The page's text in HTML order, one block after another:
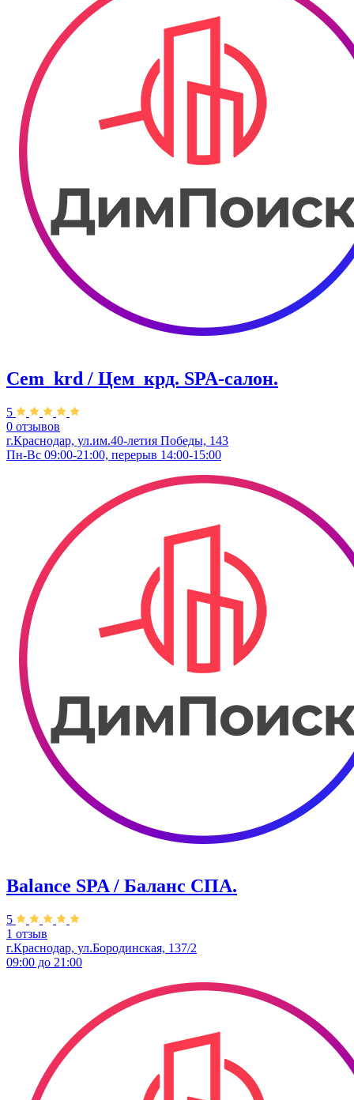
Cem_krd / Цем_крд. SPA-салон.
5
0 отзывов
г.Краснодар, ул.им.40-летия Победы, 143
Пн-Вс 09:00-21:00, перерыв 14:00-15:00
Balance SPA / Баланс СПА.
5
1 отзыв
г.Краснодар, ул.Бородинская, 137/2
09:00 до 21:00